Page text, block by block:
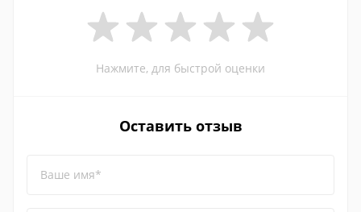
Нажмите, для быстрой оценки
Оставить отзыв
Ваше имя*